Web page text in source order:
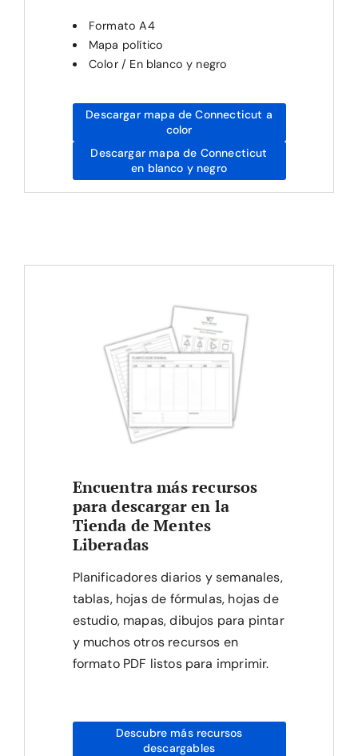
Formato A4
Mapa político
Color / En blanco y negro
Descargar mapa de Connecticut a
color
Descargar mapa de Connecticut
en blanco y negro
Encuentra más recursos
para descargar en la
Tienda de Mentes
Liberadas
Planificadores diarios y semanales,
tablas, hojas de fórmulas, hojas de
estudio, mapas, dibujos para pintar
y muchos otros recursos en
formato PDF listos para imprimir.
Descubre más recursos
descargables